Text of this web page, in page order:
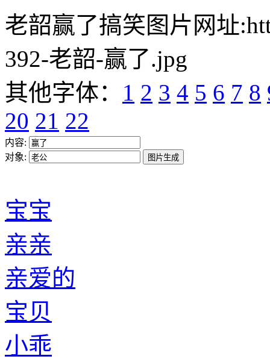
老韶赢了搞笑图片网址
392-老韶-赢了.jpg
其他字体： 1 2 3 4 5 6 7 8
20 21 22
内容:
对象:
宝宝
亲亲
亲爱的
宝贝
小乖